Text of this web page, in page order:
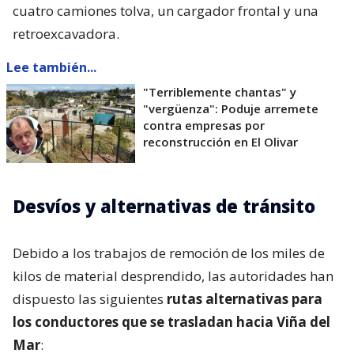
cuatro camiones tolva, un cargador frontal y una
retroexcavadora.
Lee también...
"Terriblemente chantas" y
"vergüenza": Poduje arremete
contra empresas por
reconstrucción en El Olivar
Desvíos y alternativas de tránsito
Debido a los trabajos de remoción de los miles de
kilos de material desprendido, las autoridades han
dispuesto las siguientes rutas alternativas para
los conductores que se trasladan hacia Viña del
Mar: